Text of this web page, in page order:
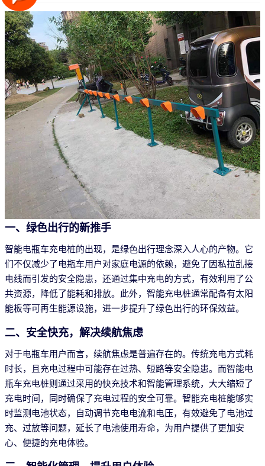
一、绿色出行的新推手
智能电瓶车充电桩的出现，是绿色出行理念深入人心的产物。它
们不仅减少了电瓶车用户对家庭电源的依赖，避免了因私拉乱接
电线而引发的安全隐患，还通过集中充电的方式，有效利用了公
共资源，降低了能耗和排放。此外，智能充电桩通常配备有太阳
能板等可再生能源设施，进一步提升了绿色出行的环保效益。
二、安全快充，解决续航焦虑
对于电瓶车用户而言，续航焦虑是普遍存在的。传统充电方式耗
时长，且充电过程中可能存在过热、短路等安全隐患。而智能电
瓶车充电桩则通过采用的快充技术和智能管理系统，大大缩短了
充电时间，同时确保了充电过程的安全可靠。智能充电桩能够实
时监测电池状态，自动调节充电电流和电压，有效避免了电池过
充、过放等问题，延长了电池使用寿命，为用户提供了更加安
心、便捷的充电体验。